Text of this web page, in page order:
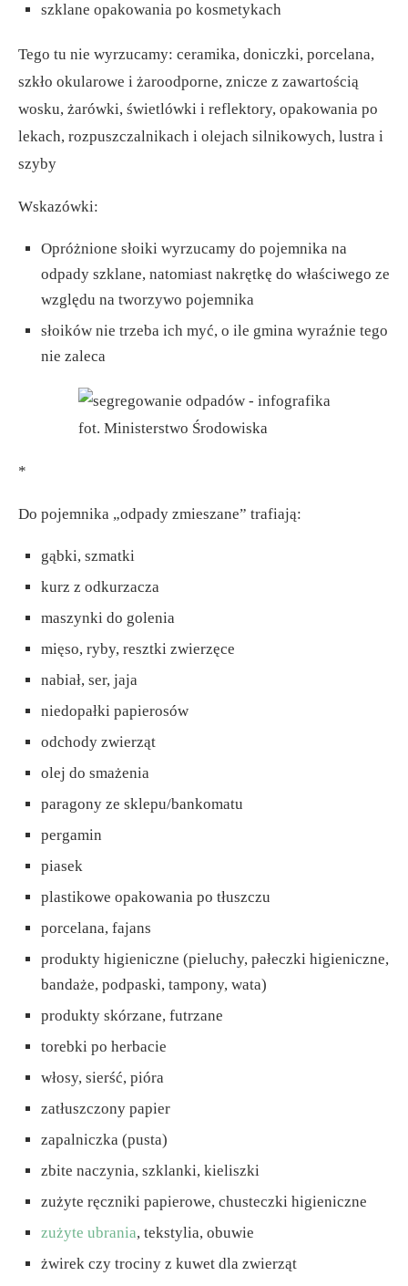
szklane opakowania po kosmetykach
Tego tu nie wyrzucamy: ceramika, doniczki, porcelana,
szkło okularowe i żaroodporne, znicze z zawartością
wosku, żarówki, świetlówki i reflektory, opakowania po
lekach, rozpuszczalnikach i olejach silnikowych, lustra i
szyby
Wskazówki:
Opróżnione słoiki wyrzucamy do pojemnika na
odpady szklane, natomiast nakrętkę do właściwego ze
względu na tworzywo pojemnika
słoików nie trzeba ich myć, o ile gmina wyraźnie tego
nie zaleca
fot. Ministerstwo Środowiska
*
Do pojemnika „odpady zmieszane” trafiają:
gąbki, szmatki
kurz z odkurzacza
maszynki do golenia
mięso, ryby, resztki zwierzęce
nabiał, ser, jaja
niedopałki papierosów
odchody zwierząt
olej do smażenia
paragony ze sklepu/bankomatu
pergamin
piasek
plastikowe opakowania po tłuszczu
porcelana, fajans
produkty higieniczne (pieluchy, pałeczki higieniczne,
bandaże, podpaski, tampony, wata)
produkty skórzane, futrzane
torebki po herbacie
włosy, sierść, pióra
zatłuszczony papier
zapalniczka (pusta)
zbite naczynia, szklanki, kieliszki
zużyte ręczniki papierowe, chusteczki higieniczne
zużyte ubrania, tekstylia, obuwie
żwirek czy trociny z kuwet dla zwierząt